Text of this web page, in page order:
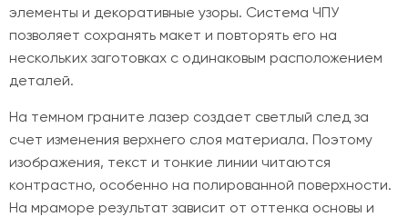
элементы и декоративные узоры. Система ЧПУ
позволяет сохранять макет и повторять его на
нескольких заготовках с одинаковым расположением
деталей.
На темном граните лазер создает светлый след за
счет изменения верхнего слоя материала. Поэтому
изображения, текст и тонкие линии читаются
контрастно, особенно на полированной поверхности.
На мраморе результат зависит от оттенка основы и